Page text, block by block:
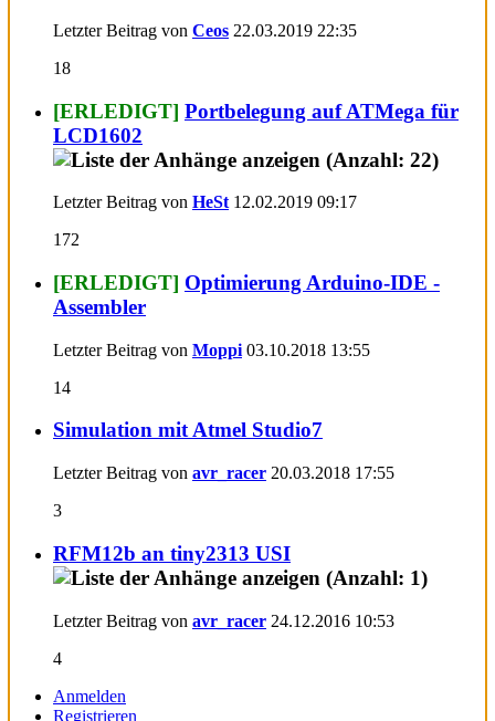
Letzter Beitrag von Ceos 22.03.2019 22:35
18
[ERLEDIGT] Portbelegung auf ATMega für
LCD1602
Letzter Beitrag von HeSt 12.02.2019 09:17
172
[ERLEDIGT] Optimierung Arduino-IDE -
Assembler
Letzter Beitrag von Moppi 03.10.2018 13:55
14
Simulation mit Atmel Studio7
Letzter Beitrag von avr_racer 20.03.2018 17:55
3
RFM12b an tiny2313 USI
Letzter Beitrag von avr_racer 24.12.2016 10:53
4
Anmelden
Registrieren